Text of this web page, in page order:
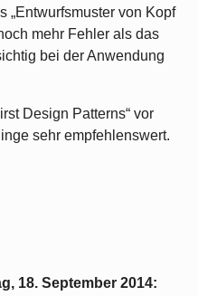
„Entwurfsmuster von Kopf
mehr Fehler als das
bei der Anwendung
Design Patterns“ vor
sehr empfehlenswert.
18. September 2014: